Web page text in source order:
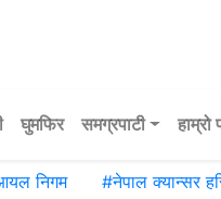
घुमफिर समग्रपाटी हाम्रो
निगम #नेपाल क्यान्सर